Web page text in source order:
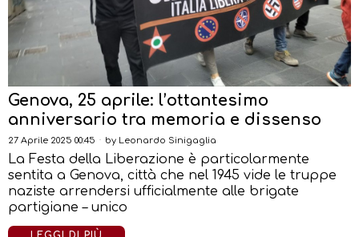
Genova, 25 aprile: l’ottantesimo
anniversario tra memoria e dissenso
27 Aprile 2025 00:45 by Leonardo Sinigaglia
La Festa della Liberazione è particolarmente
sentita a Genova, città che nel 1945 vide le truppe
naziste arrendersi ufficialmente alle brigate
partigiane – unico